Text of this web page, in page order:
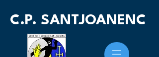
C.P. SANTJOANENC